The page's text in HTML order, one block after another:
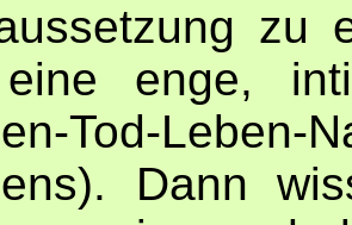
zu
enge,
Tod-Leben-
Dann